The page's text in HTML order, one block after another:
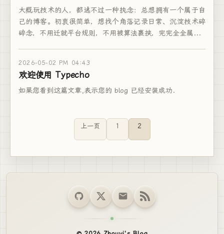
大概玩技术的人，都逃不过一种执念：总想拥有一个属于自
己的博客。初衷很简单，想找个角落记录日常、沉淀技术碎
碎念，不用迁就平台规则，不用被算法裹挟，完完全全属...
2026-05-02 PM 04:43
欢迎使用 Typecho
如果您看到这篇文章,表示您的 blog 已经安装成功.
上一页 1 2